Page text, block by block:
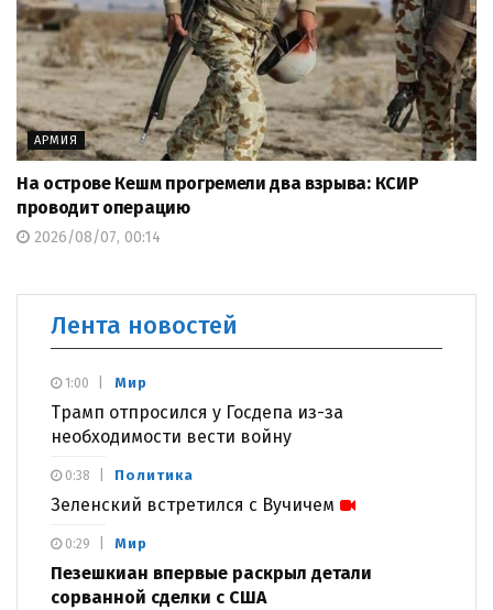
АРМИЯ
На острове Кешм прогремели два взрыва: КСИР
проводит операцию
2026/08/07, 00:14
Лента новостей
Мир
Трамп отпросился у Госдепа из-за
необходимости вести войну
1:00
Политика
Зеленский встретился с Вучичем
0:38
Мир
Пезешкиан впервые раскрыл детали
сорванной сделки с США
0:29